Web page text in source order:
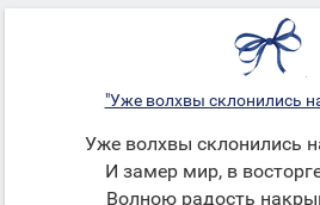
"Уже волхвы склонились
Уже волхвы склонились
И замер мир, в
Волною радость